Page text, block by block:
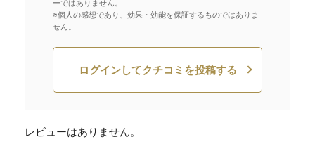
ーではありません。
※個人の感想であり、効果・効能を保証するものではありま
せん。
ログインしてクチコミを投稿する
レビューはありません。